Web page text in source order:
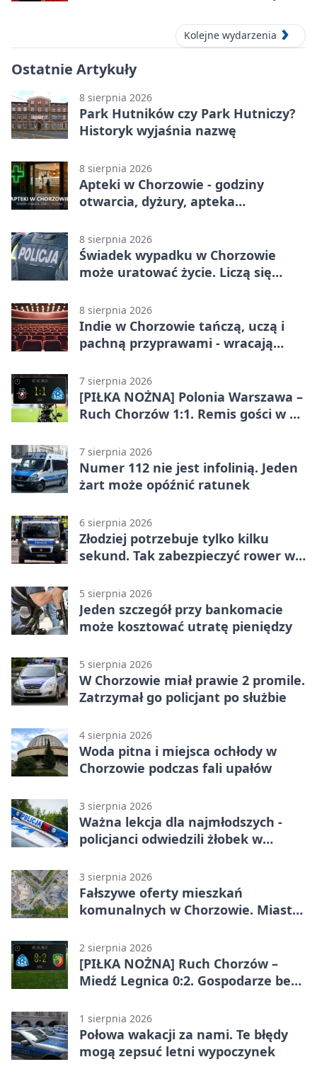
Kolejne wydarzenia
Ostatnie Artykuły
8 sierpnia 2026
Park Hutników czy Park Hutniczy?
Historyk wyjaśnia nazwę
8 sierpnia 2026
Apteki w Chorzowie - godziny
otwarcia, dyżury, apteka
8 sierpnia 2026
Świadek wypadku w Chorzowie
może uratować życie. Liczą się
8 sierpnia 2026
Indie w Chorzowie tańczą, uczą i
pachną przyprawami - wracają
7 sierpnia 2026
[PIŁKA NOŻNA] Polonia Warszawa –
Ruch Chorzów 1:1. Remis gości w 3.
7 sierpnia 2026
Numer 112 nie jest infolinią. Jeden
żart może opóźnić ratunek
6 sierpnia 2026
Złodziej potrzebuje tylko kilku
sekund. Tak zabezpieczyć rower w
5 sierpnia 2026
Jeden szczegół przy bankomacie
może kosztować utratę pieniędzy
5 sierpnia 2026
W Chorzowie miał prawie 2 promile.
Zatrzymał go policjant po służbie
4 sierpnia 2026
Woda pitna i miejsca ochłody w
Chorzowie podczas fali upałów
3 sierpnia 2026
Ważna lekcja dla najmłodszych -
policjanci odwiedzili żłobek w
3 sierpnia 2026
Fałszywe oferty mieszkań
komunalnych w Chorzowie. Miasto
2 sierpnia 2026
[PIŁKA NOŻNA] Ruch Chorzów –
Miedź Legnica 0:2. Gospodarze bez
1 sierpnia 2026
Połowa wakacji za nami. Te błędy
mogą zepsuć letni wypoczynek